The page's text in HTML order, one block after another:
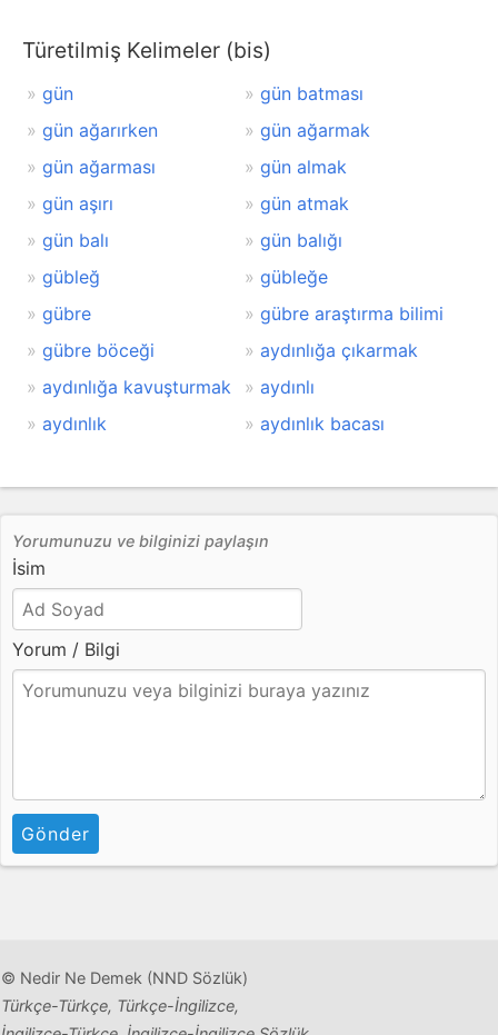
Türetilmiş Kelimeler (bis)
gün
gün batması
gün ağarırken
gün ağarmak
gün ağarması
gün almak
gün aşırı
gün atmak
gün balı
gün balığı
gübleğ
gübleğe
gübre
gübre araştırma bilimi
gübre böceği
aydınlığa çıkarmak
aydınlığa kavuşturmak
aydınlı
aydınlık
aydınlık bacası
Yorumunuzu ve bilginizi paylaşın
İsim
Yorum / Bilgi
Gönder
© Nedir Ne Demek (NND Sözlük)
Türkçe-Türkçe, Türkçe-İngilizce,